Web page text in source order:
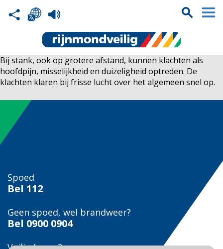
Bij stank, ook op grotere afstand, kunnen klachten als
hoofdpijn, misselijkheid en duizeligheid optreden. De
klachten klaren bij frisse lucht over het algemeen snel op.
Spoed
Bel 112
Geen spoed, wel brandweer?
Bel 0900 0904